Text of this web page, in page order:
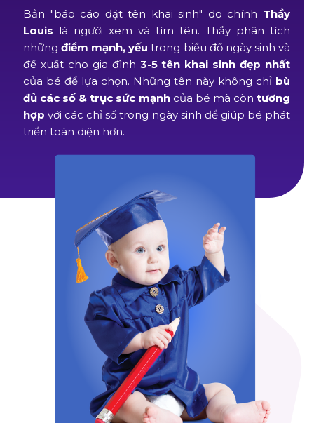
Bản "báo cáo đặt tên khai sinh" do chính Thầy
Louis là người xem và tìm tên. Thầy phân tích
nhữngđiểm mạnh, yếu trong biểu đồ ngày sinh và
đề xuất cho gia đình 3-5 tên khai sinh đẹp nhất
của bé để lựa chọn. Những tên này không chỉ bù
đủ các số & trục sức mạnhcủa bé mà còntương
hợp với các chỉ số trong ngày sinh để giúp bé phát
triển toàn diện hơn.